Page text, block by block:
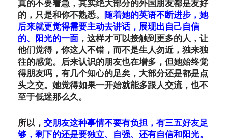
真的不要着急，其实绝大部分的外国朋友都是友好
的，只是和你不熟悉。
随着她的英语不断进步，她
后来就更觉得需要主动去讲话，展现出自己自信
的、阳光的一面 ，这样才可以接触到更多的人，让
他们觉得，你这人不错，而不是生人勿近，独来独
往的感觉。后来认识的朋友也在增多，但她始终觉
得朋友吗，有几个知心的足矣，大部分还是都是点
头之交。她觉得如果一开始就能多跟人交流，也不
至于低迷那么久。
所以， 交朋友这种事情不要有负担，有三五好友足
够，剩下的还是要独立、自强、还有自信和阳光。